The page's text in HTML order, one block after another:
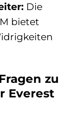
Die
bietet
zu
Everest